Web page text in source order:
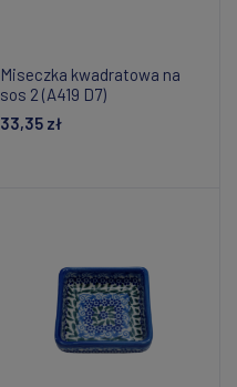
Miseczka kwadratowa na
sos 2 (A419 D7)
33,35 zł